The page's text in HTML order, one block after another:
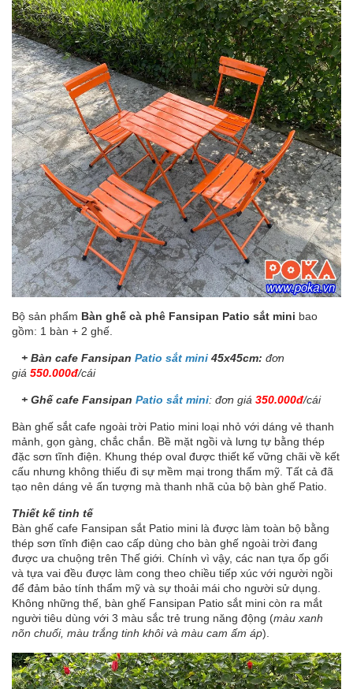
Bộ sản phẩm Bàn ghế cà phê Fansipan Patio sắt mini bao
gồm: 1 bàn + 2 ghế.
+ Bàn cafe Fansipan Patio sắt mini 45x45cm: đơn
giá 550.000đ/cái
+ Ghế cafe Fansipan Patio sắt mini: đơn giá 350.000đ/cái
Bàn ghế sắt cafe ngoài trời Patio mini loại nhỏ với dáng vẻ thanh
mảnh, gọn gàng, chắc chắn. Bề mặt ngồi và lưng tự bằng thép
đặc sơn tĩnh điện. Khung thép oval được thiết kế vững chãi về kết
cấu nhưng không thiếu đi sự mềm mại trong thẩm mỹ. Tất cả đã
tạo nên dáng vẻ ấn tượng mà thanh nhã của bộ bàn ghế Patio.
Thiết kế tinh tế
Bàn ghế cafe Fansipan sắt Patio mini là được làm toàn bộ bằng
thép sơn tĩnh điện cao cấp dùng cho bàn ghế ngoài trời đang
được ưa chuộng trên Thế giới. Chính vì vậy, các nan tựa ốp gối
và tựa vai đều được làm cong theo chiều tiếp xúc với người ngồi
để đảm bảo tính thẩm mỹ và sự thoải mái cho người sử dụng.
Không những thế, bàn ghế Fansipan Patio sắt mini còn ra mắt
người tiêu dùng với 3 màu sắc trẻ trung năng động (màu xanh
nõn chuối, màu trắng tinh khôi và màu cam ấm áp).